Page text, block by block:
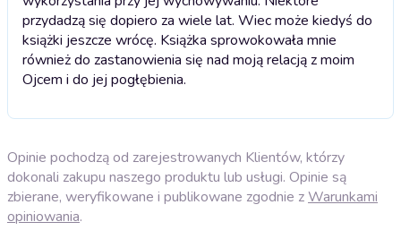
przydadzą się dopiero za wiele lat. Wiec może kiedyś do
książki jeszcze wrócę. Książka sprowokowała mnie
również do zastanowienia się nad moją relacją z moim
Ojcem i do jej pogłębienia.
Opinie pochodzą od zarejestrowanych Klientów, którzy
dokonali zakupu naszego produktu lub usługi. Opinie są
zbierane, weryfikowane i publikowane zgodnie zWarunkami
opiniowania.